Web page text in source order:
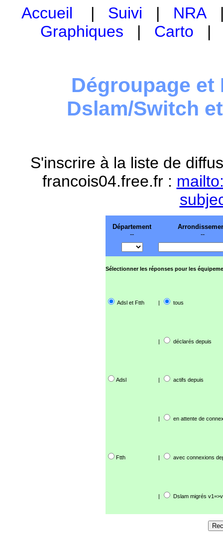
Accueil | Suivi | NRA
Graphiques | Carto
Dégroupage et
Dslam/Switch
S'inscrire à la liste de
francois04.free.fr :
Département
--
--
Sélectionner les réponses pour les
Adsl et Ftth | tous
| déclarés depuis
Adsl | actifs depuis
| en attente de
Ftth | avec connexions
| Dslam migrés